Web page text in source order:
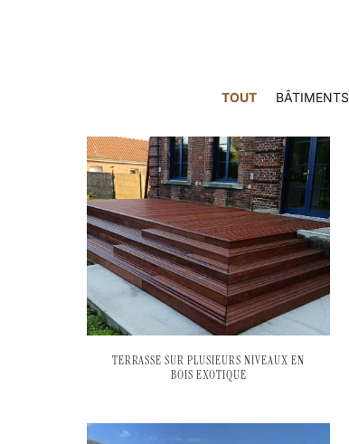
TOUT
TERRASSE SUR PLUSIEURS NIVEAUX EN
BOIS EXOTIQUE